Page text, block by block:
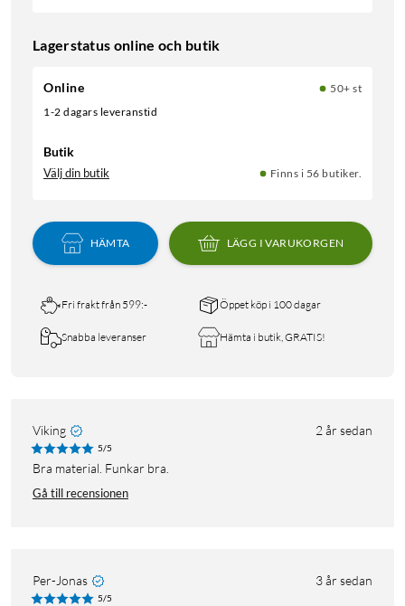
Lagerstatus online och butik
Online
50+ st
1-2 dagars leveranstid
Butik
Välj din butik Finns i 56 butiker.
HÄMTA LÄGG I VARUKORGEN
Fri frakt från 599:- Öppet köp i 100 dagar
Snabba leveranser Hämta i butik, GRATIS!
Viking 2 år sedan
5/5
Bra material. Funkar bra.
Gå till recensionen
Per-Jonas 3 år sedan
5/5